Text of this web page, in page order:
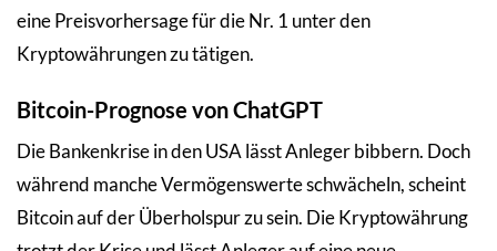
eine Preisvorhersage für die Nr. 1 unter den
Kryptowährungen zu tätigen.
Bitcoin-Prognose von ChatGPT
Die Bankenkrise in den USA lässt Anleger bibbern. Doch
während manche Vermögenswerte schwächeln, scheint
Bitcoin auf der Überholspur zu sein. Die Kryptowährung